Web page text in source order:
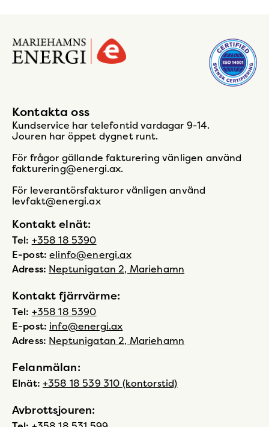
Gå
till
startsidan
Kontakta oss
Kundservice har telefontid vardagar 9-14.
Jouren har öppet dygnet runt.
För frågor gällande fakturering vänligen använd
fakturering@energi.ax.
För leverantörsfakturor vänligen använd
levfakt@energi.ax
Kontakt elnät:
Tel: +358 18 5390
E-post: elinfo@energi.ax
Adress: Neptunigatan 2, Mariehamn
Kontakt fjärrvärme:
Tel: +358 18 5390
E-post: info@energi.ax
Adress: Neptunigatan 2, Mariehamn
Felanmälan:
Elnät: +358 18 539 310 (kontorstid)
Avbrottsjouren: